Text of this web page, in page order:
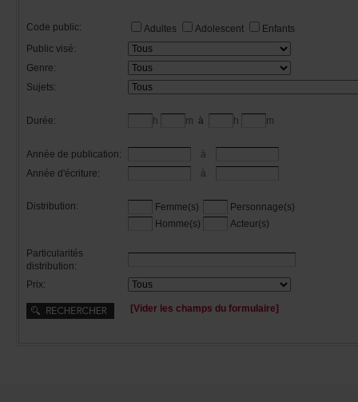
Codepublic: Adultes Adolescent
Enfants
Publicvisé:
Genre:
Sujets:
Durée: h m à h m
Annéedepublication:
à
Annéed'écriture:
à
Distribution: Femme(s)
Personnage(s)
Homme(s)
Acteur(s)
Particularités
distribution:
Prix:
[Viderleschampsduformulaire]